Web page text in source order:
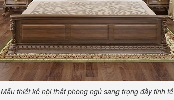
Mẫu thiết kế nội thất phòng ngủ sang trọng đầy tinh tế